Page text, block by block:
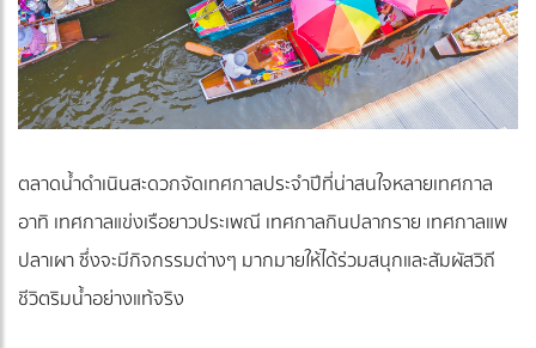
ตลาดน้ำดำเนินสะดวกจัดเทศกาลประจำปีที่น่าสนใจหลายเทศกาล
อาทิ เทศกาลแข่งเรือยาวประเพณี เทศกาลกินปลากราย เทศกาลแพ
ปลาเผา ซึ่งจะมีกิจกรรมต่างๆ มากมายให้ได้ร่วมสนุกและสัมผัสวิถี
ชีวิตริมน้ำอย่างแท้จริง